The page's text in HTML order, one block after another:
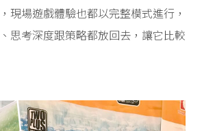
現場遊戲體驗也都以完整模式進行，
思考深度跟策略都放回去，讓它比較